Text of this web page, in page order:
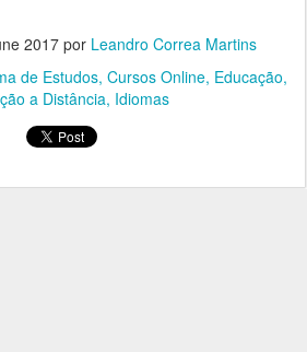
2017 por Leandro Correa Martins
de Estudos Cursos Online Educação
a Distância Idiomas